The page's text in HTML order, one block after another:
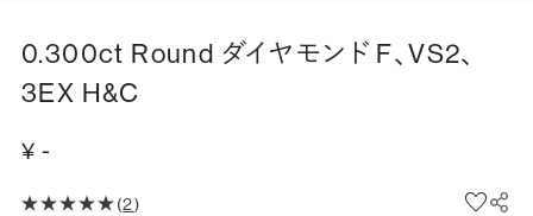
0.300ct Round ダイヤモンド F、VS2、
3EX H&C
¥ -
(2)